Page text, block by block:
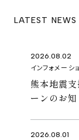
LATEST NEWS
2026.08.02
インフォメーシ
熊本地震
ーンのお
2026.08.01